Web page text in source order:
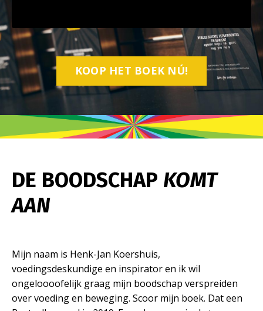
KOOP HET BOEK NÚ!
DE BOODSCHAP KOMT
AAN
Mijn naam is Henk-Jan Koershuis,
voedingsdeskundige en inspirator en ik wil
ongeloooofelijk graag mijn boodschap verspreiden
over voeding en beweging. Scoor mijn boek. Dat een